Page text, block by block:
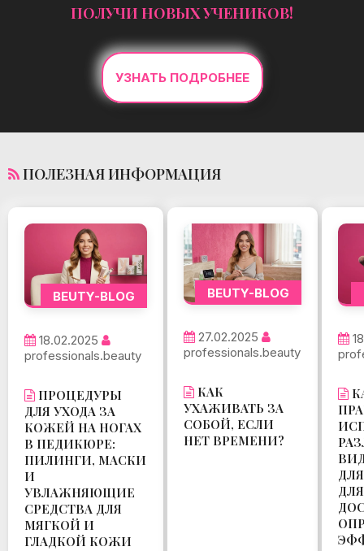
ПОЛУЧИ НОВЫХ УЧЕНИКОВ!
УЗНАТЬ ПОДРОБНЕЕ
ПОЛЕЗНАЯ ИНФОРМАЦИЯ
BEUTY-BLOG
18.02.2025
professionals.beauty
ПРОЦЕДУРЫ
ДЛЯ УХОДА ЗА
КОЖЕЙ НА НОГАХ
В ПЕДИКЮРЕ:
ПИЛИНГИ, МАСКИ
И
УВЛАЖНЯЮЩИЕ
СРЕДСТВА ДЛЯ
МЯГКОЙ И
ГЛАДКОЙ КОЖИ
BEUTY-BLOG
27.02.2025
professionals.beauty
КАК
УХАЖИВАТЬ ЗА
СОБОЙ, ЕСЛИ
НЕТ ВРЕМЕНИ?
ДЛЯ